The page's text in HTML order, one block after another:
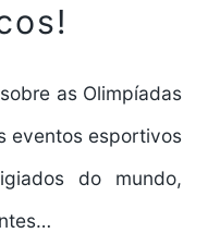
as Olimpíadas
eventos esportivos
do mundo,